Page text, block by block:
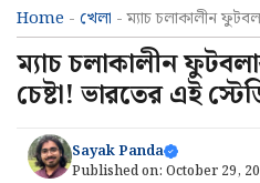
Home - খেলা -ম্যাচ চলাকালীন
ম্যাচ চলাকালীন
চেষ্টা! ভারতের এই
Sayak Panda
Published on: October 29,